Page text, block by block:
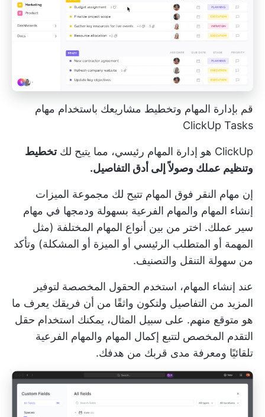
قم بإدارة المهام وتخطيط مشاريعك باستخدام مهام
ClickUp Tasks
ClickUp هو إدارة المهام رئيسي، مما يتيح لكتخطيط
وتنظيم عملك وصولاً إلى أدق التفاصيل.
إن مهام النقر فوق المهام تتيح لك مجموعة الميزات
إنشاء المهام والمهام الفرعية بسهولة ودمجها في مهام
سير عملك. اختر من بين أنواع المهام المختلفة (مثل
المهمة أو المتطلب الرئيسي أو الميزة أو المشكلة) وتأكد
من سهولة التنقل والتصنيف.
عند إنشاء المهام، استخدم الحقول المخصصة لتوفير
المزيد من التفاصيل ولتكون واثقًا من أن فريقك يعرف ما
هو متوقع منهم. على سبيل المثال، يمكنك استخدام حقل
التقدم المخصص لتتبع إكمال المهام والمهام الفرعية
تلقائيًا ومعرفة مدى قربك من هدفك.